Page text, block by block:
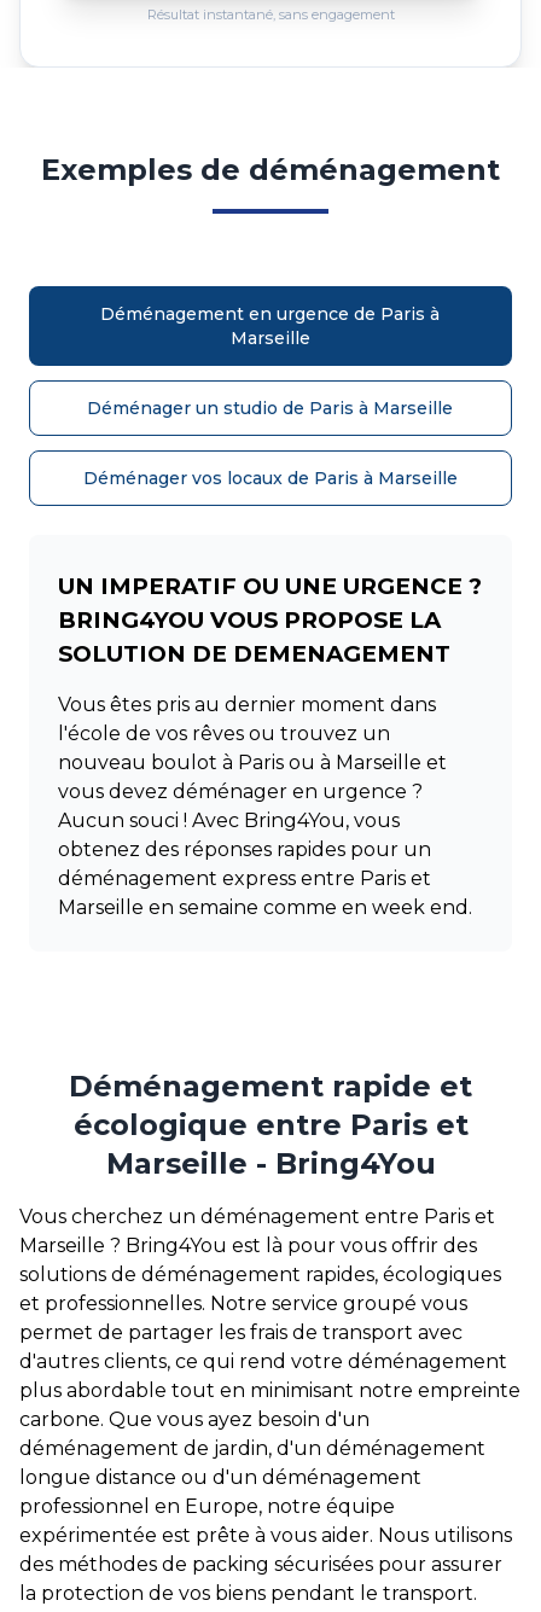
Résultat instantané, sans engagement
Exemples de déménagement
Déménagement en urgence de Paris à
Marseille
Déménager un studio de Paris à Marseille
Déménager vos locaux de Paris à Marseille
UN IMPERATIF OU UNE URGENCE ?
BRING4YOU VOUS PROPOSE LA
SOLUTION DE DEMENAGEMENT
Vous êtes pris au dernier moment dans
l'école de vos rêves ou trouvez un
nouveau boulot à Paris ou à Marseille et
vous devez déménager en urgence ?
Aucun souci ! Avec Bring4You, vous
obtenez des réponses rapides pour un
déménagement express entre Paris et
Marseille en semaine comme en week end.
Déménagement rapide et
écologique entre Paris et
Marseille - Bring4You
Vous cherchez un déménagement entre Paris et
Marseille ? Bring4You est là pour vous offrir des
solutions de déménagement rapides, écologiques
et professionnelles. Notre service groupé vous
permet de partager les frais de transport avec
d'autres clients, ce qui rend votre déménagement
plus abordable tout en minimisant notre empreinte
carbone. Que vous ayez besoin d'un
déménagement de jardin, d'un déménagement
longue distance ou d'un déménagement
professionnel en Europe, notre équipe
expérimentée est prête à vous aider. Nous utilisons
des méthodes de packing sécurisées pour assurer
la protection de vos biens pendant le transport.